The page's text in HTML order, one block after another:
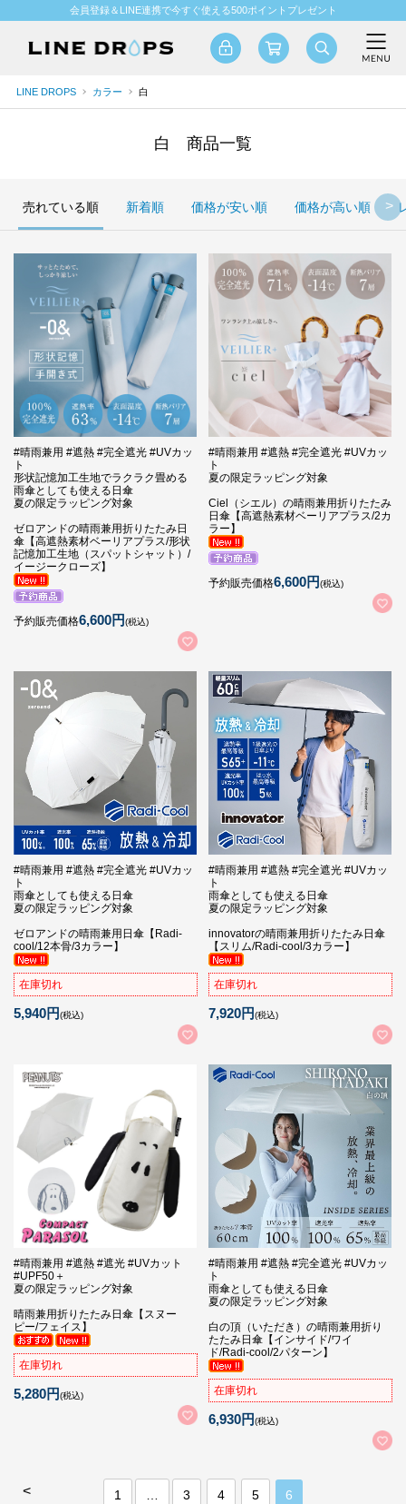
会員登録＆LINE連携で今すぐ使える500ポイントプレゼント
LINE DROPS カラー 白
白 商品一覧
売れている順 新着順 価格が安い順 価格が高い順
#晴雨兼用 #遮熱 #完全遮光 #UVカッ
ト
形状記憶加工生地でラクラク畳める
雨傘としても使える日傘
夏の限定ラッピング対象
ゼロアンドの晴雨兼用折りたたみ日
傘【高遮熱素材ベーリアプラス/形状
記憶加工生地（スパットシャット）/
イージークローズ】
予約販売価格6,600円(税込)
#晴雨兼用 #遮熱 #完全遮光 #UVカッ
ト
夏の限定ラッピング対象
Ciel（シエル）の晴雨兼用折りたたみ
日傘【高遮熱素材ベーリアプラス/2カ
ラー】
予約販売価格6,600円(税込)
#晴雨兼用 #遮熱 #完全遮光 #UVカッ
ト
雨傘としても使える日傘
夏の限定ラッピング対象
ゼロアンドの晴雨兼用日傘【Radi-
cool/12本骨/3カラー】
在庫切れ
5,940円(税込)
#晴雨兼用 #遮熱 #完全遮光 #UVカッ
ト
雨傘としても使える日傘
夏の限定ラッピング対象
innovatorの晴雨兼用折りたたみ日傘
【スリム/Radi-cool/3カラー】
在庫切れ
7,920円(税込)
#晴雨兼用 #遮熱 #遮光 #UVカット
#UPF50＋
夏の限定ラッピング対象
晴雨兼用折りたたみ日傘【スヌー
ピー/フェイス】
在庫切れ
5,280円(税込)
#晴雨兼用 #遮熱 #完全遮光 #UVカッ
ト
雨傘としても使える日傘
夏の限定ラッピング対象
白の頂（いただき）の晴雨兼用折り
たたみ日傘【インサイド/ワイ
ド/Radi-cool/2パターン】
在庫切れ
6,930円(税込)
< 1 … 3 4 5 6